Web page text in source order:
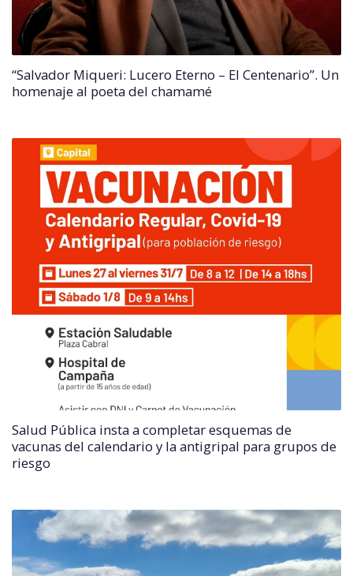
“Salvador Miqueri: Lucero Eterno – El Centenario”. Un
homenaje al poeta del chamamé
Salud Pública insta a completar esquemas de
vacunas del calendario y la antigripal para grupos de
riesgo